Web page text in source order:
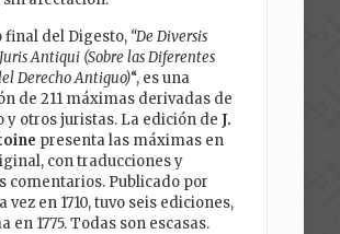
final del Digesto, “De Diversis
Antiqui (Sobre las Diferentes
Derecho Antiguo)“, es una
de 211 máximas derivadas de
y otros juristas. La edición de J.
presenta las máximas en
con traducciones y
comentarios. Publicado por
vez en 1710, tuvo seis ediciones,
en 1775. Todas son escasas.